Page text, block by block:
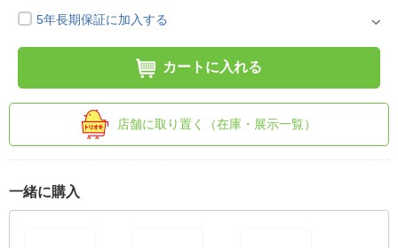
5年長期保証に加入する
カートに入れる
店舗に取り置く（在庫・展示一覧）
一緒に購入